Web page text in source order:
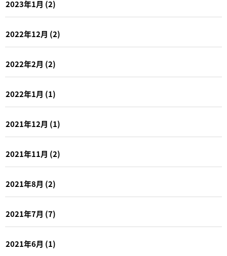
2023年1月 (2)
2022年12月 (2)
2022年2月 (2)
2022年1月 (1)
2021年12月 (1)
2021年11月 (2)
2021年8月 (2)
2021年7月 (7)
2021年6月 (1)